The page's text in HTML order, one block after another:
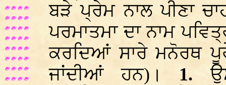
ਬੜੇ ਪ੍ਰੇਮ ਨਾਲ ਪੀਣਾ
ਪਰਮਾਤਮਾ ਦਾ ਨਾਮ
ਕਰਦਿਆਂ ਸਾਰੇ ਮਨੋਰਥ
ਜਾਂਦੀਆਂ ਹਨ)। 1.